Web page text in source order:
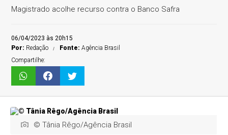
Magistrado acolhe recurso contra o Banco Safra
06/04/2023 às 20h15
Por: Redação Fonte:Agência Brasil
Compartilhe:
© Tânia Rêgo/Agência Brasil